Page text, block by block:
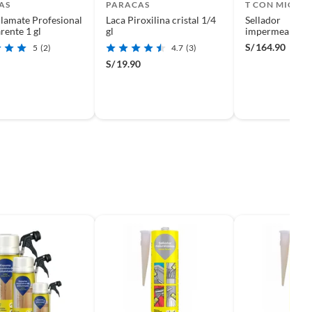
Profesional
1 gl
5 (2)
PARACAS
Laca Piroxilina cristal 1/4
gl
4.7 (3)
S/19.90
T CON
Sellador
Techocreto
S/164.90